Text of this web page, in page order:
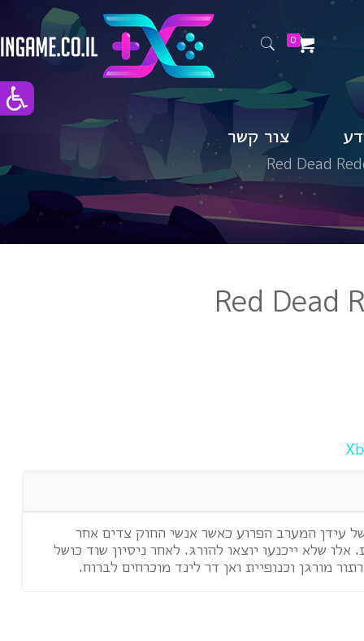
צור קשר
0
Red Dead
Red Dead
זהו סופו של עידן המערב הפרוע כאשר אנשי החוק צדים אחר
אלו שלא ייכנעו יוצאו להורג. לאחר ניסיון שוד כושל
מורגן וכנופיית ואן דר לינד מוכרחים לברוח.